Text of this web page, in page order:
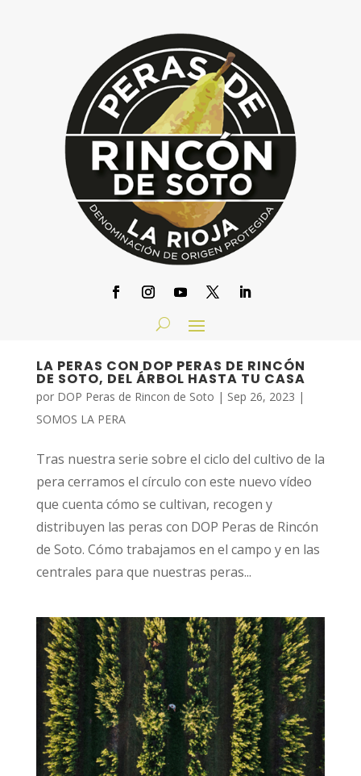
LA PERAS CON DOP PERAS DE RINCÓN
DE SOTO, DEL ÁRBOL HASTA TU CASA
por DOP Peras de Rincon de Soto | Sep 26, 2023 |
SOMOS LA PERA
Tras nuestra serie sobre el ciclo del cultivo de la
pera cerramos el círculo con este nuevo vídeo
que cuenta cómo se cultivan, recogen y
distribuyen las peras con DOP Peras de Rincón
de Soto. Cómo trabajamos en el campo y en las
centrales para que nuestras peras...